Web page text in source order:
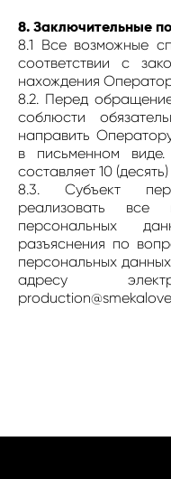
8. Заключительные
8.1 Все возможные
соответствии с
нахождения
8.2. Перед
соблюсти
направить
в письменном
составляет 10
8.3. Субъект
реализовать все
персональных
разъяснения по
персональных
адресу